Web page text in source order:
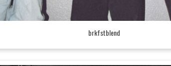
brkfstblend